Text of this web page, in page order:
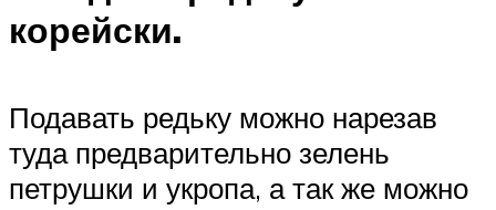
корейски.
Подавать редьку можно нарезав
туда предварительно зелень
петрушки и укропа, а так же можно